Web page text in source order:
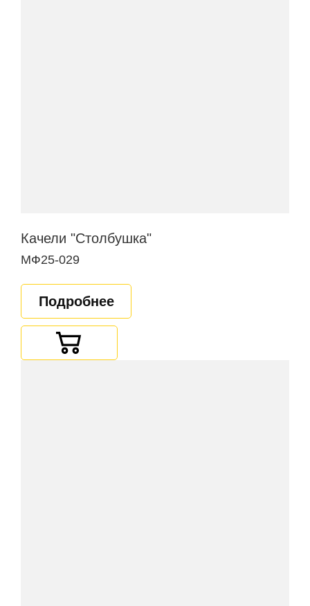
Качели "Столбушка"
МФ25-029
Подробнее